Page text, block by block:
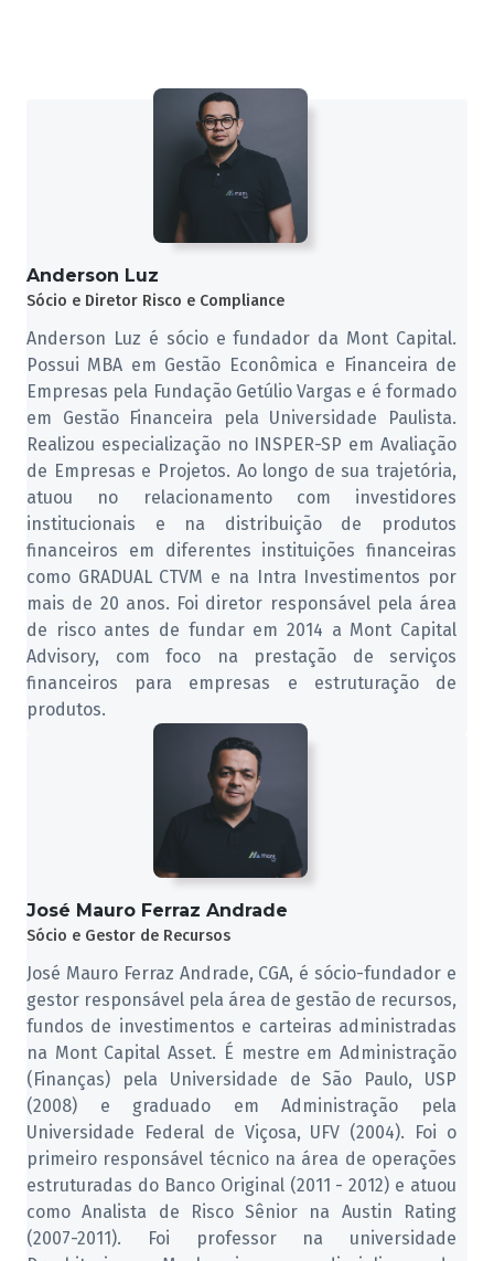
Anderson Luz
Sócio e Diretor Risco e Compliance
Anderson Luz é sócio e fundador da Mont Capital.
Possui MBA em Gestão Econômica e Financeira de
Empresas pela Fundação Getúlio Vargas e é formado
em Gestão Financeira pela Universidade Paulista.
Realizou especialização no INSPER-SP em Avaliação
de Empresas e Projetos. Ao longo de sua trajetória,
atuou no relacionamento com investidores
institucionais e na distribuição de produtos
financeiros em diferentes instituições financeiras
como GRADUAL CTVM e na Intra Investimentos por
mais de 20 anos. Foi diretor responsável pela área
de risco antes de fundar em 2014 a Mont Capital
Advisory, com foco na prestação de serviços
financeiros para empresas e estruturação de
produtos.
José Mauro Ferraz Andrade
Sócio e Gestor de Recursos
José Mauro Ferraz Andrade, CGA, é sócio-fundador e
gestor responsável pela área de gestão de recursos,
fundos de investimentos e carteiras administradas
na Mont Capital Asset. É mestre em Administração
(Finanças) pela Universidade de São Paulo, USP
(2008) e graduado em Administração pela
Universidade Federal de Viçosa, UFV (2004). Foi o
primeiro responsável técnico na área de operações
estruturadas do Banco Original (2011 - 2012) e atuou
como Analista de Risco Sênior na Austin Rating
(2007-2011). Foi professor na universidade